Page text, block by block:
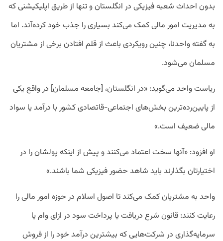
بدون احداث شعبه فیزیکی در انگلستان و تنها از طریق اپلیکیشنی که
به مدیریت امور مالی کمک می‌کند بسیاری را جذب خود کرده‌آند. اما
به گفته واحدنا، چنین رویکردی باعث از قلم افتادن برخی از مشتریان
مسلمان می‌شود.
ریاست واحد می‌گوید: «در انگلستان، [جامعه مسلمان] در واقع یکی
از پایین‌رده‌ترین بخش‌های اجتماعی-قاتصادی کشور با درآمد یا سواد
مالی ضعیف است.»
او افزود: «آنها سخت اعتماد می‌کنند و پیش از اینکه پولشان را در
اختیارتان بگذارند باید شاهد حضور فیزیکی شما باشند.»
واحد به مشتریان کمک می‌کند تا اصول اسلام در حوزه امور مالی را
رعایت کنند: قانون شرع دریافت یا پرداخت سود در ازای وام یا
سرمایه‌گذاری در شرکت‌هایی که بیشترین درآمد خود را از فروش